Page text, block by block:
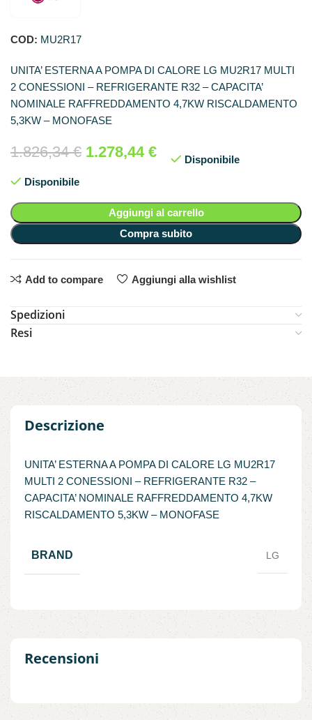
COD: MU2R17
UNITA’ ESTERNA A POMPA DI CALORE LG MU2R17 MULTI
2 CONESSIONI – REFRIGERANTE R32 – CAPACITA’
NOMINALE RAFFREDDAMENTO 4,7KW RISCALDAMENTO
5,3KW – MONOFASE
1.826,34€ 1.278,44 €
Disponibile
Disponibile
Aggiungi al carrello
Compra subito
Add to compare Aggiungi alla wishlist
Spedizioni
Resi
Descrizione
UNITA’ ESTERNA A POMPA DI CALORE LG MU2R17
MULTI 2 CONESSIONI – REFRIGERANTE R32 –
CAPACITA’ NOMINALE RAFFREDDAMENTO 4,7KW
RISCALDAMENTO 5,3KW – MONOFASE
BRAND LG
Recensioni